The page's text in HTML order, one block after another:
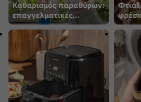
Καθαρισμός παραθύρων:
επαγγελματικές
συμβουλές